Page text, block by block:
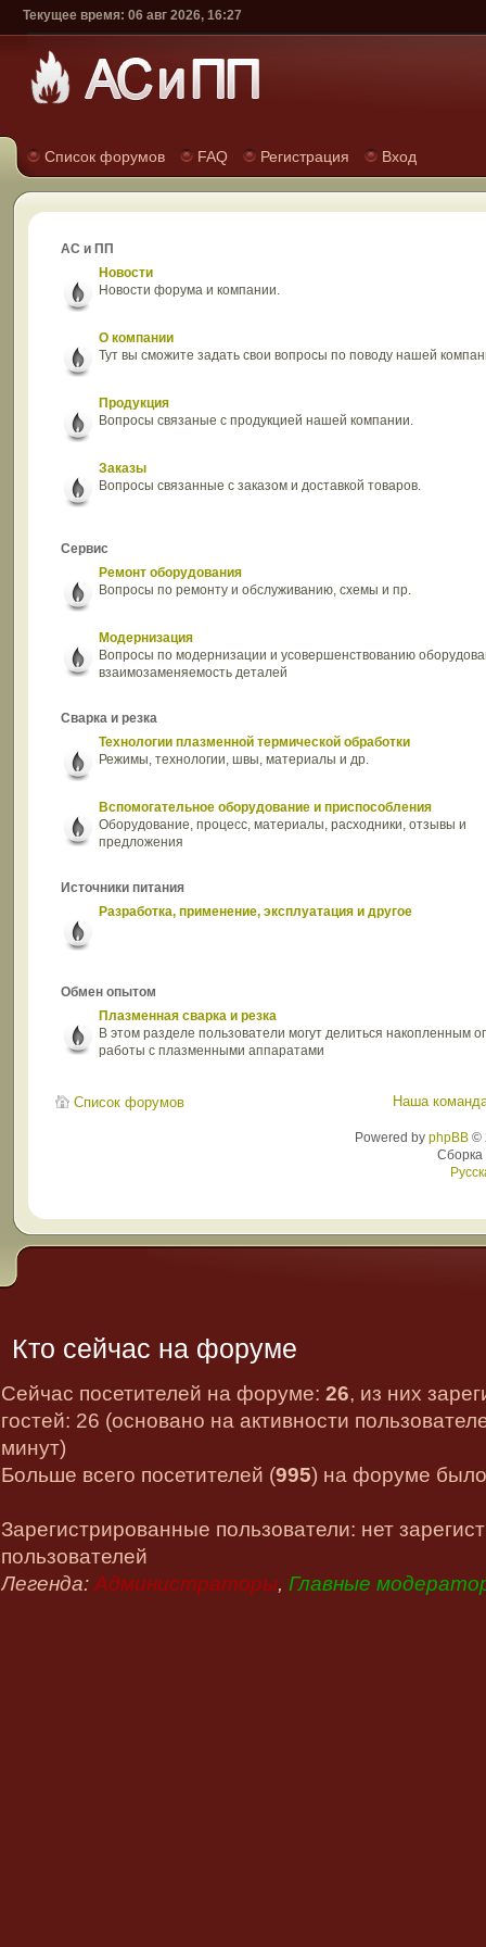
Текущее время: 06 авг 2026, 16:27
Список форумов FAQ Регистрация Вход
АС и ПП
Новости
Новости форума и компании.
О компании
Тут вы сможите задать свои вопросы по поводу нашей
Продукция
Вопросы связаные с продукцией нашей компании.
Заказы
Вопросы связанные с заказом и доставкой товаров.
Сервис
Ремонт оборудования
Вопросы по ремонту и обслуживанию, схемы и пр.
Модернизация
Вопросы по модернизации и усовершенствованию
взаимозаменяемость деталей
Сварка и резка
Технологии плазменной термической обработки
Режимы, технологии, швы, материалы и др.
Вспомогательное оборудование и приспособления
Оборудование, процесс, материалы, расходники, отзывы и
предложения
Источники питания
Разработка, применение, эксплуатация и другое
Обмен опытом
Плазменная сварка и резка
В этом разделе пользователи могут делиться накопленным
работы с плазменными аппаратами
Список форумов Наша
Powered by phpBB©
Кто сейчас на форуме
Сейчас посетителей на форуме: 26, из них
гостей: 26 (основано на активности
минут)
Больше всего посетителей (995) на форуме
Зарегистрированные пользователи: нет
пользователей
Легенда: Администраторы, Главные